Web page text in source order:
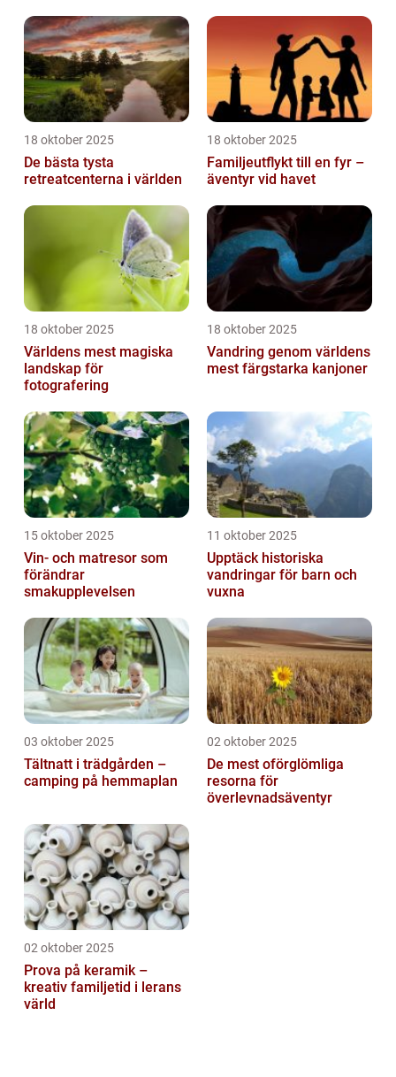
18 oktober 2025
De bästa tysta
retreatcenterna i världen
18 oktober 2025
Familjeutflykt till en fyr –
äventyr vid havet
18 oktober 2025
Världens mest magiska
landskap för
fotografering
18 oktober 2025
Vandring genom världens
mest färgstarka kanjoner
15 oktober 2025
Vin- och matresor som
förändrar
smakupplevelsen
11 oktober 2025
Upptäck historiska
vandringar för barn och
vuxna
03 oktober 2025
Tältnatt i trädgården –
camping på hemmaplan
02 oktober 2025
De mest oförglömliga
resorna för
överlevnadsäventyr
02 oktober 2025
Prova på keramik –
kreativ familjetid i lerans
värld